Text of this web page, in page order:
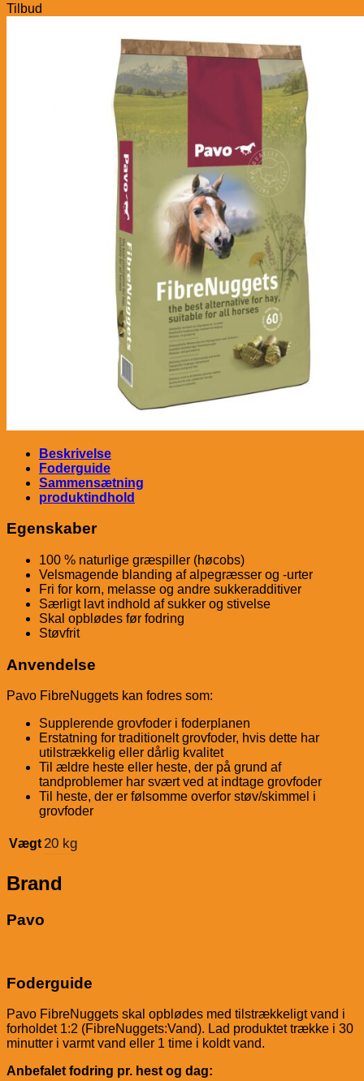
Tilbud
Beskrivelse
Foderguide
Sammensætning
produktindhold
Egenskaber
100 % naturlige græspiller (høcobs)
Velsmagende blanding af alpegræsser og -urter
Fri for korn, melasse og andre sukkeradditiver
Særligt lavt indhold af sukker og stivelse
Skal opblødes før fodring
Støvfrit
Anvendelse
Pavo FibreNuggets kan fodres som:
Supplerende grovfoder i foderplanen
Erstatning for traditionelt grovfoder, hvis dette har
utilstrækkelig eller dårlig kvalitet
Til ældre heste eller heste, der på grund af
tandproblemer har svært ved at indtage grovfoder
Til heste, der er følsomme overfor støv/skimmel i
grovfoder
Vægt20 kg
Brand
Pavo
Foderguide
Pavo FibreNuggets skal opblødes med tilstrækkeligt vand i
forholdet 1:2 (FibreNuggets:Vand). Lad produktet trække i 30
minutter i varmt vand eller 1 time i koldt vand.
Anbefalet fodring pr. hest og dag: